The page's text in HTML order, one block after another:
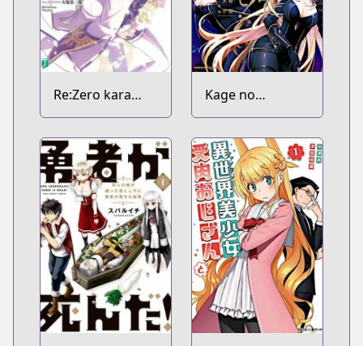
Re:Zero kara
Hajimeru Isekai
Seikatsu
Kage no
Jitsuryokusha ni
Naritakute!